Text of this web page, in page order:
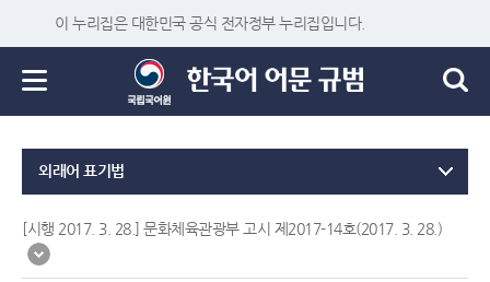
이 누리집은 대한민국 공식 전자정부 누리집입니다.
외래어 표기법
[시행 2017. 3. 28.] 문화체육관광부 고시 제2017-14호(2017. 3. 28.)